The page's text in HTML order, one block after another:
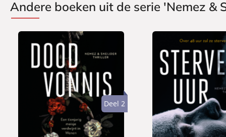
Andere boeken uit de serie 'Nemez &
Deel 2